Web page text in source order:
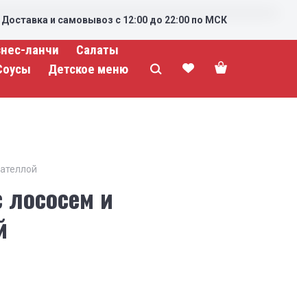
Доставка и самовывоз с 12:00 до 22:00 по МСК
ланчи
Салаты
Детское меню
и